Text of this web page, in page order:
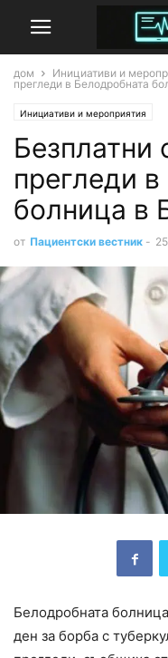
дом Инициативи и
прегледи в Белодробната
Инициативи и мероприятия
Безплатни
прегледи
болница в
от Пациентски вестник -
Белодробната
ден за борба с